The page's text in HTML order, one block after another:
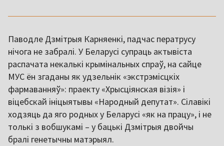
Паводле Дзмітрыя Карняенкі, падчас ператрусу
нічога не забралі. У Беларусі супраць актывіста
распачата некалькі крымінальных спраў, на сайце
МУС ён згаданы як удзельнік «экстрэмісцкіх
фармаванняў»: праекту «Хрысціянская візія» і
віцебскай ініцыятывы «Народный депутат». Сілавікі
ходзяць да яго родных у Беларусі «як на працу», і не
толькі з вобшукамі – у бацькі Дзмітрыя двойчы
бралі генетычны матэрыял.